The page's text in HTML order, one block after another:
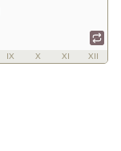
IX X XI XII